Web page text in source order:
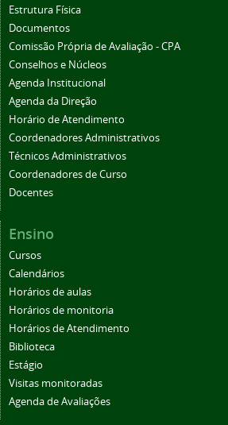
Estrutura Física
Documentos
Comissão Própria de Avaliação - CPA
Conselhos e Núcleos
Agenda Institucional
Agenda da Direção
Horário de Atendimento
Coordenadores Administrativos
Técnicos Administrativos
Coordenadores de Curso
Docentes
Ensino
Cursos
Calendários
Horários de aulas
Horários de monitoria
Horários de Atendimento
Biblioteca
Estágio
Visitas monitoradas
Agenda de Avaliações